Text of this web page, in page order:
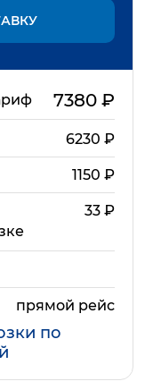
7380₽
6230 ₽
1150 ₽
33₽
прямой рейс
по